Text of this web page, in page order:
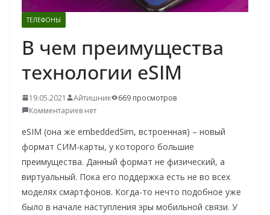
ТЕЛЕФОНЫ
В чем преимущества
технологии eSIM
19.05.2021 Айтишник
669 просмотров
Комментариев нет
eSIM (она же embeddedSim, встроенная) – новый
формат СИМ-карты, у которого большие
преимущества. Данный формат не физический, а
виртуальный. Пока его поддержка есть не во всех
моделях смартфонов. Когда-то нечто подобное уже
было в начале наступления эры мобильной связи. У